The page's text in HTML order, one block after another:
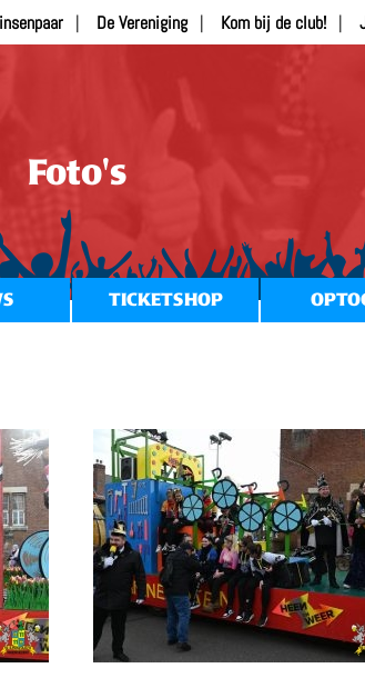
Foto's
De Vereniging Kom bij de club!
TICKETSHOP